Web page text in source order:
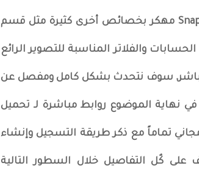
يتمتع برنامج سناب شات SnapChat Plus Apk مهكر بخصائص أخرى كثيرة مثل قسم
والفلاتر المناسبة للتصوير الرائع
سوف نتحدث بشكل كامل ومفصل عن
نهاية الموضوع روابط مباشرة لـ تحميل
تماماً مع ذكر طريقة التسجيل وإنشاء
على كٌل التفاصيل خلال السطور التالية